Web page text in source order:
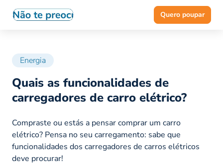
Quero poupar
Energia
Quais as funcionalidades de
carregadores de carro elétrico?
Compraste ou estás a pensar comprar um carro
elétrico? Pensa no seu carregamento: sabe que
funcionalidades dos carregadores de carros elétricos
deve procurar!